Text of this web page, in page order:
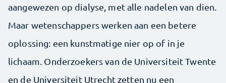
aangewezen op dialyse, met alle nadelen van dien.
Maar wetenschappers werken aan een betere
oplossing: een kunstmatige nier op of in je
lichaam. Onderzoekers van de Universiteit Twente
en de Universiteit Utrecht zetten nu een